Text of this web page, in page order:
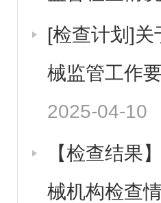
[检查计划]
械监管工作
2025-04-10
【检查结果
械机构检查